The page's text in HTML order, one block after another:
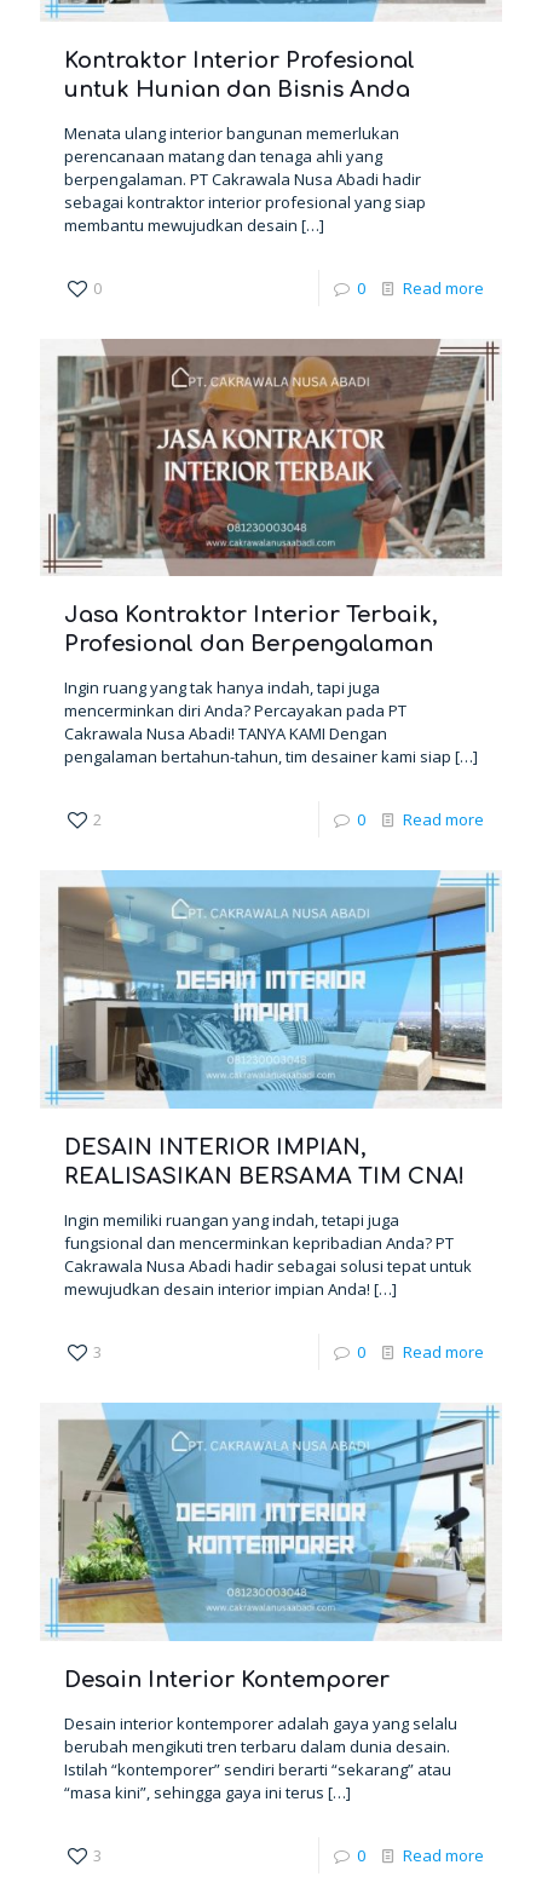
Kontraktor Interior Profesional
untuk Hunian dan Bisnis Anda
Menata ulang interior bangunan memerlukan
perencanaan matang dan tenaga ahli yang
berpengalaman. PT Cakrawala Nusa Abadi hadir
sebagai kontraktor interior profesional yang siap
membantu mewujudkan desain […]
0 0 Read more
Jasa Kontraktor Interior Terbaik,
Profesional dan Berpengalaman
Ingin ruang yang tak hanya indah, tapi juga
mencerminkan diri Anda? Percayakan pada PT
Cakrawala Nusa Abadi! TANYA KAMI Dengan
pengalaman bertahun-tahun, tim desainer kami siap […]
2 0 Read more
DESAIN INTERIOR IMPIAN,
REALISASIKAN BERSAMA TIM CNA!
Ingin memiliki ruangan yang indah, tetapi juga
fungsional dan mencerminkan kepribadian Anda? PT
Cakrawala Nusa Abadi hadir sebagai solusi tepat untuk
mewujudkan desain interior impian Anda! […]
3 0 Read more
Desain Interior Kontemporer
Desain interior kontemporer adalah gaya yang selalu
berubah mengikuti tren terbaru dalam dunia desain.
Istilah “kontemporer” sendiri berarti “sekarang” atau
“masa kini”, sehingga gaya ini terus […]
3 0 Read more